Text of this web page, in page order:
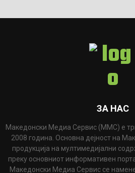
ЗА НАС
Македонски Медиа Сервис (ММС) е
2008 година. Основна дејност на
продукција на мултимедијални
преку основниот информативен
Македонски Медиа Сервис се